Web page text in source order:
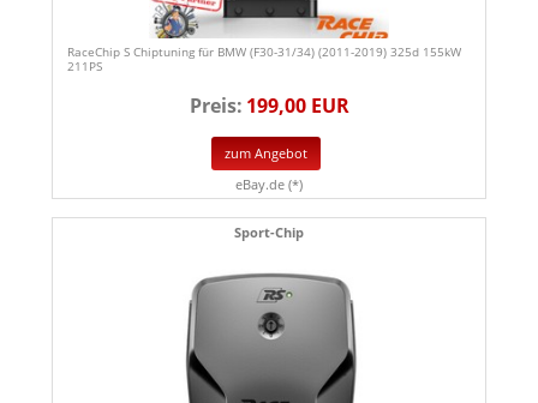
RaceChip S Chiptuning für BMW (F30-31/34) (2011-2019) 325d 155kW
211PS
Preis: 199,00 EUR
zum Angebot
eBay.de (*)
Sport-Chip